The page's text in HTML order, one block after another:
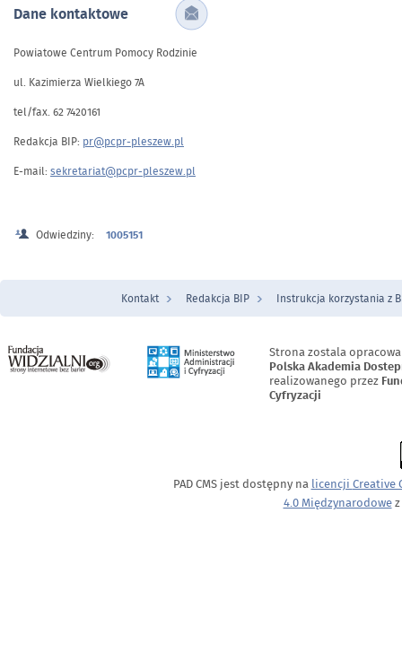
Dane kontaktowe
Powiatowe Centrum Pomocy Rodzinie
ul. Kazimierza Wielkiego 7A
tel/fax. 62 7420161
Redakcja BIP: pr@pcpr-pleszew.pl
E-mail: sekretariat@pcpr-pleszew.pl
Odwiedziny: 1005151
Menu Stopka
Kontakt Redakcja BIP Instrukcja korzystania z
Strona zostala
Polska Akademia
realizowanego przez
Cyfryzacji
PAD CMS jest dostępny na licencji Creative
4.0 Międzynarodowez